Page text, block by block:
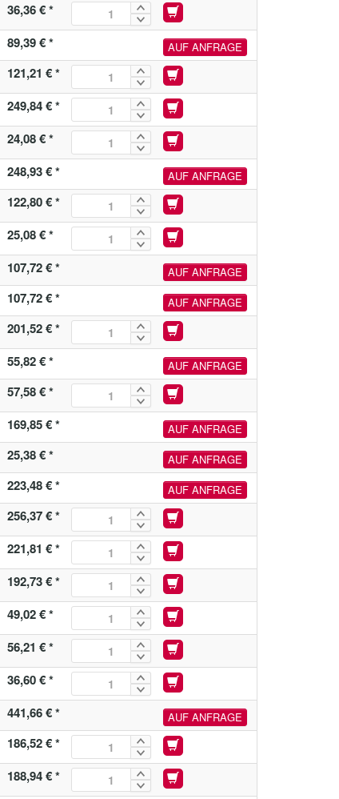
36,36 € *
89,39 € * AUF ANFRAGE
121,21 € *
249,84 € *
24,08 € *
248,93 € * AUF ANFRAGE
122,80 € *
25,08 € *
107,72 € * AUF ANFRAGE
107,72 € * AUF ANFRAGE
201,52 € *
55,82 € * AUF ANFRAGE
57,58 € *
169,85 € * AUF ANFRAGE
25,38 € * AUF ANFRAGE
223,48 € * AUF ANFRAGE
256,37 € *
221,81 € *
192,73 € *
49,02 € *
56,21 € *
36,60 € *
441,66 € * AUF ANFRAGE
186,52 € *
188,94 € *